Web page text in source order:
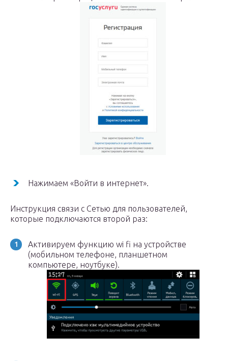
Нажимаем «Войти в интернет».
Инструкция связи с Сетью для пользователей,
которые подключаются второй раз:
Активируем функцию wi fi на устройстве
(мобильном телефоне, планшетном
компьютере, ноутбуке).